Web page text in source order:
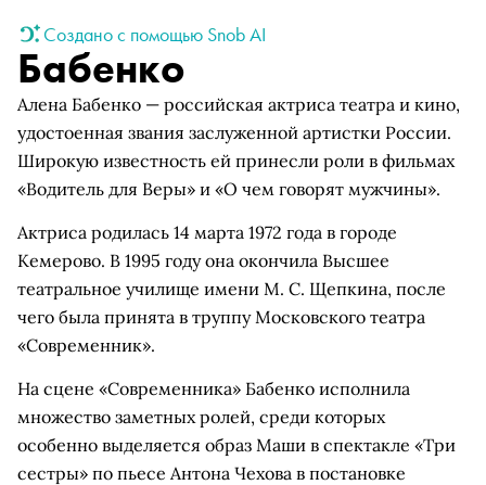
Создано с помощью Snob AI
Бабенко
Алена Бабенко — российская актриса театра и кино,
удостоенная звания заслуженной артистки России.
Широкую известность ей принесли роли в фильмах
«Водитель для Веры» и «О чем говорят мужчины».
Актриса родилась 14 марта 1972 года в городе
Кемерово. В 1995 году она окончила Высшее
театральное училище имени М. С. Щепкина, после
чего была принята в труппу Московского театра
«Современник».
На сцене «Современника» Бабенко исполнила
множество заметных ролей, среди которых
особенно выделяется образ Маши в спектакле «Три
сестры» по пьесе Антона Чехова в постановке